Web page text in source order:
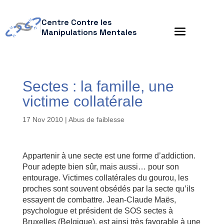
Centre Contre les
Manipulations Mentales
Sectes : la famille, une
victime collatérale
17 Nov 2010| Abus de faiblesse
Appartenir à une secte est une forme d’addiction.
Pour adepte bien sûr, mais aussi… pour son
entourage. Victimes collatérales du gourou, les
proches sont souvent obsédés par la secte qu’ils
essayent de combattre. Jean-Claude Maës,
psychologue et président de SOS sectes à
Bruxelles (Belgique), est ainsi très favorable à une